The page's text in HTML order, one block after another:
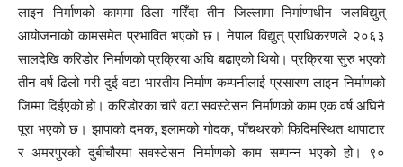
लाइन निर्माणको काममा ढिला गरिँदा तीन जिल्लामा निर्माणाधीन जलविद्युत्
आयोजनाको कामसमेत प्रभावित भएको छ। नेपाल विद्युत् प्राधिकरणले २०६३
सालदेखि करिडोर निर्माणको प्रक्रिया अघि बढाएको थियो। प्रक्रिया सुरु भएको
तीन वर्ष ढिलो गरी दुई वटा भारतीय निर्माण कम्पनीलाई प्रसारण लाइन निर्माणको
जिम्मा दिईएको हो। करिडोरका चारै वटा सवस्टेसन निर्माणको काम एक वर्ष अघिनै
पूरा भएको छ। झापाको दमक, इलामको गोदक, पाँचथरको फिदिमस्थित थापाटार
र अमरपुरको दुबीचौरमा सवस्टेसन निर्माणको काम सम्पन्न भएको हो। ९०